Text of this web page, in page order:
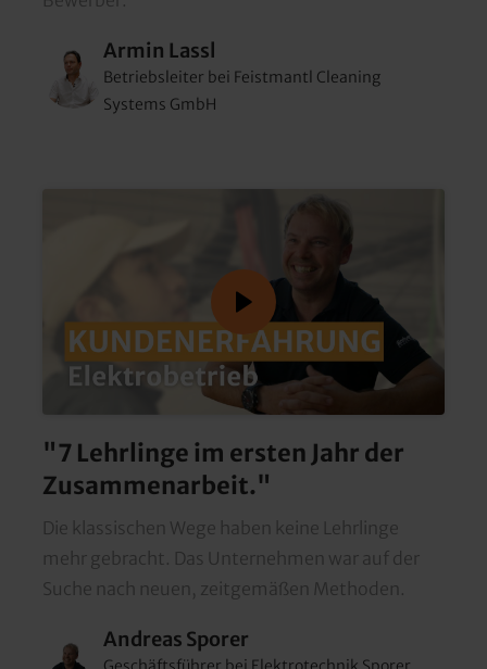
Armin Lassl
Betriebsleiter bei Feistmantl Cleaning
Systems GmbH
"7 Lehrlinge im ersten Jahr der
Zusammenarbeit."
Die klassischen Wege haben keine Lehrlinge
mehr gebracht. Das Unternehmen war auf der
Suche nach neuen, zeitgemäßen Methoden.
Andreas Sporer